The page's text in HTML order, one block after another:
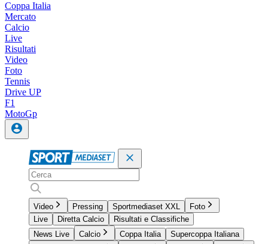
Coppa Italia
Mercato
Calcio
Live
Risultati
Video
Foto
Tennis
Drive UP
F1
MotoGp
Video Pressing Sportmediaset XXL
Foto
Live
Diretta Calcio
Risultati e Classifiche
News Live
Calcio Coppa Italia
Supercoppa Italiana